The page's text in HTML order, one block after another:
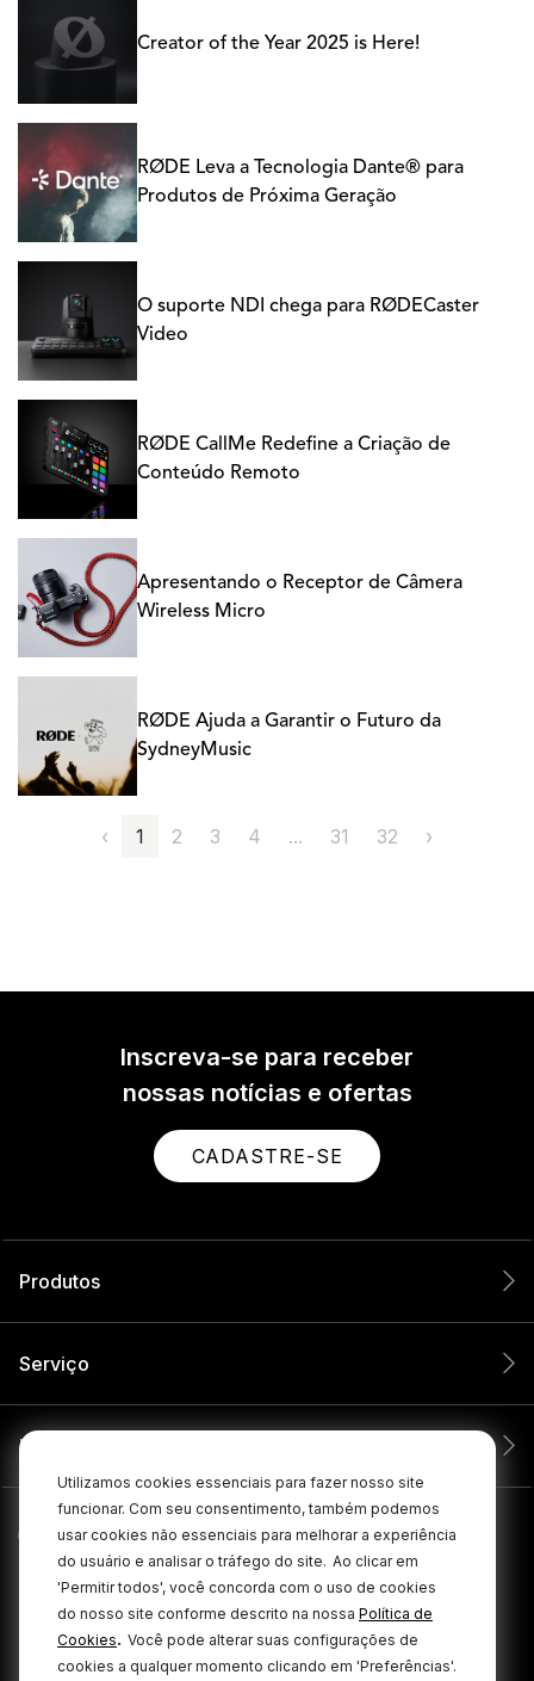
Utilizamos cookies essenciais para fazer nosso site
funcionar. Com seu consentimento, também podemos
usar cookies não essenciais para melhorar a experiência
do usuário e analisar o tráfego do site. Ao clicar em
'Permitir todos', você concorda com o uso de cookies
do nosso site conforme descrito na nossa Política de
Cookies. Você pode alterar suas configurações de
cookies a qualquer momento clicando em 'Preferências'.
Creator of the Year 2025 is Here!
RØDE Leva a Tecnologia Dante® para
Produtos de Próxima Geração
O suporte NDI chega para RØDECaster
Video
RØDE CallMe Redefine a Criação de
Conteúdo Remoto
Apresentando o Receptor de Câmera
Wireless Micro
RØDE Ajuda a Garantir o Futuro da
SydneyMusic
‹ 1 2 3 4 ... 31 32 ›
Inscreva-se para receber
nossas notícias e ofertas
CADASTRE-SE
Produtos
Serviço
Empresa